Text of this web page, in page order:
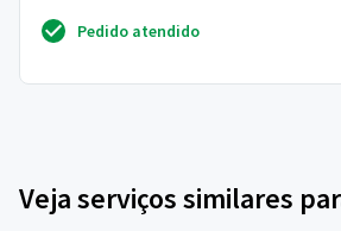
Pedido atendido
Veja serviços similares